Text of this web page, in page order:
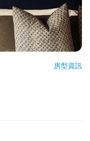
房型資訊